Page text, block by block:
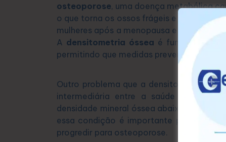
osteoporose, uma doença metabólica
o que torna os ossos frágeis e mais
mulheres após a menopausa e idosos,
A densitometria óssea é fundamental
permitindo que medidas preventivas
Outro problema que a densitometria
intermediária entre a saúde óssea
densidade mineral óssea abaixo do
essa condição é importante porque,
progredir para osteoporose.